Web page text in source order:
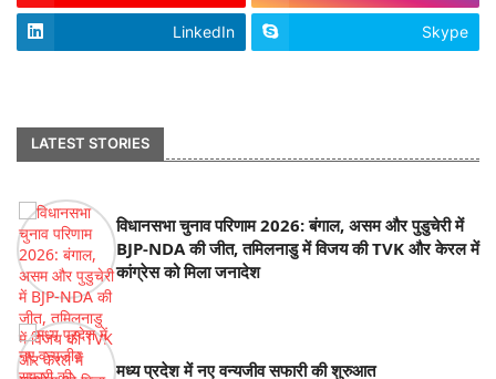
LinkedIn Skype
LATEST STORIES
विधानसभा चुनाव परिणाम 2026: बंगाल, असम और पुडुचेरी में
BJP-NDA की जीत, तमिलनाडु में विजय की TVK और केरल में
कांग्रेस को मिला जनादेश
मध्य प्रदेश में नए वन्यजीव सफारी की शुरुआत